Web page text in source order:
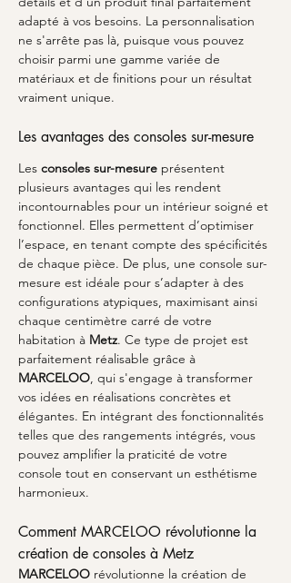
adapté à vos besoins. La personnalisation
ne s'arrête pas là, puisque vous pouvez
choisir parmi une gamme variée de
matériaux et de finitions pour un résultat
vraiment unique.
Les avantages des consoles sur-mesure
Les consoles sur-mesure présentent
plusieurs avantages qui les rendent
incontournables pour un intérieur soigné et
fonctionnel. Elles permettent d’optimiser
l’espace, en tenant compte des spécificités
de chaque pièce. De plus, une console sur-
mesure est idéale pour s’adapter à des
configurations atypiques, maximisant ainsi
chaque centimètre carré de votre
habitation à Metz. Ce type de projet est
parfaitement réalisable grâce à
MARCELOO, qui s'engage à transformer
vos idées en réalisations concrètes et
élégantes. En intégrant des fonctionnalités
telles que des rangements intégrés, vous
pouvez amplifier la praticité de votre
console tout en conservant un esthétisme
harmonieux.
Comment MARCELOO révolutionne la
création de consoles à Metz
MARCELOO révolutionne la création de